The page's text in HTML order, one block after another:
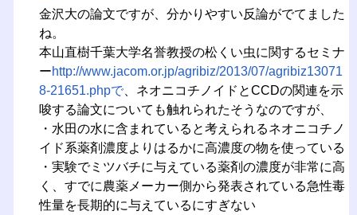
金沢大の論文ですが、分かりやすい反論がでてました
ね。
本山直樹千葉大学名誉教授の松くい虫に関するセミナ
ーhttp://www.jacom.or.jp/agribiz/2013/07/agribiz13071
8-21651.phpで、ネオニコチノイドとCCDの関連を示
唆する論文についても触れられたそうなのですが、
・水田の水に含まれていると考えられるネオニコチノ
イド系薬剤濃度よりはるかに高濃度の物を使っている
・実験でミツバチに与えている薬剤の濃度が非常に高
く、すでに農薬メーカー側から発表されている急性毒
性量を長期的に与えているにすぎない